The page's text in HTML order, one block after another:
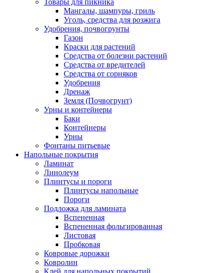
Товары для пикника
Мангалы, шампуры, гриль
Уголь, средства для розжига
Удобрения, почвогрунты
Газон
Краски для растений
Средства от болезни растений
Средства от вредителей
Средства от сорняков
Удобрения
Дренаж
Земля (Почвогрунт)
Урны и контейнеры
Баки
Контейнеры
Урны
Фонтаны питьевые
Напольные покрытия
Ламинат
Линолеум
Плинтусы и пороги
Плинтусы напольные
Пороги
Подложка для ламината
Вспененная
Вспененная фольгированная
Листовая
Пробковая
Ковровые дорожки
Ковролин
Клей для напольных покрытий